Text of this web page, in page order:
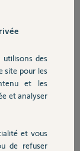
heure.
utilisons des
site pour les
et les
et analyser
et vous
de refuser